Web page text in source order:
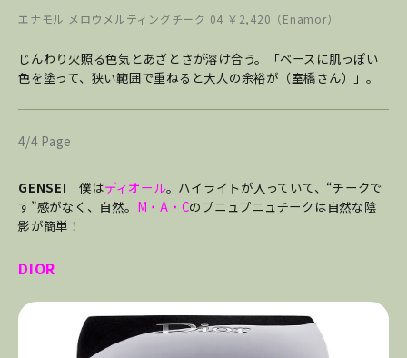
エナモル メロウメルティングチーク 04 ￥2,420（Enamor）
じんわり火照る色気とあざとさが溶け合う。「ベースに肌っぽい
色を塗って、狭い範囲で重ねると大人の余裕が（室橋さん）」。
4/4 Page
GENSEI 僕はディオール。ハイライトが入っていて、“チークで
す”感がなく、自然。 M・A・Cのプニュプニュチークは自然な陰
影が簡単！
DIOR